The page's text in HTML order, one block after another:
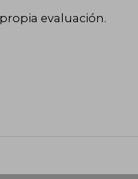
evaluación.